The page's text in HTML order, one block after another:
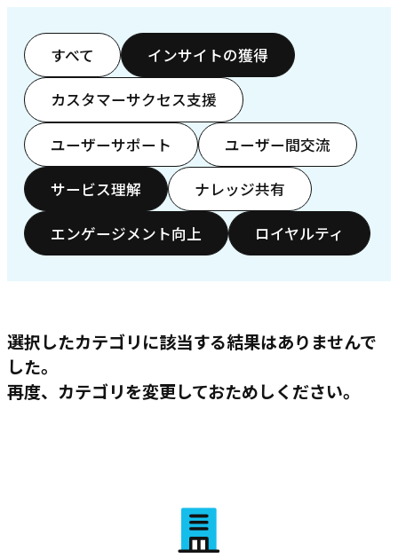
すべて インサイトの獲得
カスタマーサクセス支援
ユーザーサポート ユーザー間交流
サービス理解 ナレッジ共有
エンゲージメント向上 ロイヤルティ
選択したカテゴリに該当する結果はありませんで
した。
再度、カテゴリを変更しておためしください。